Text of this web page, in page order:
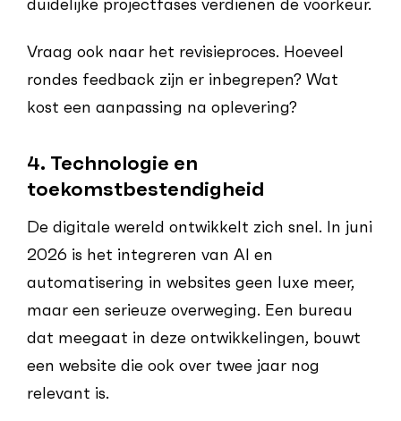
duidelijke projectfases verdienen de voorkeur.
Vraag ook naar het revisieproces. Hoeveel
rondes feedback zijn er inbegrepen? Wat
kost een aanpassing na oplevering?
4. Technologie en
toekomstbestendigheid
De digitale wereld ontwikkelt zich snel. In juni
2026 is het integreren van AI en
automatisering in websites geen luxe meer,
maar een serieuze overweging. Een bureau
dat meegaat in deze ontwikkelingen, bouwt
een website die ook over twee jaar nog
relevant is.